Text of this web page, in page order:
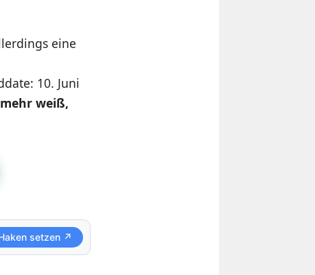
eine
10. Juni
weiß,
setzen ↗